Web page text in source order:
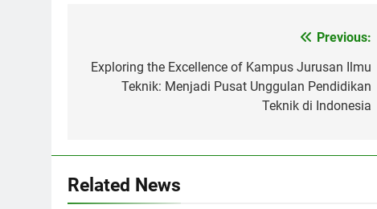
navigation
Previous:
Exploring the Excellence of Kampus Jurusan Ilmu
Teknik: Menjadi Pusat Unggulan Pendidikan
Teknik di Indonesia
Related News